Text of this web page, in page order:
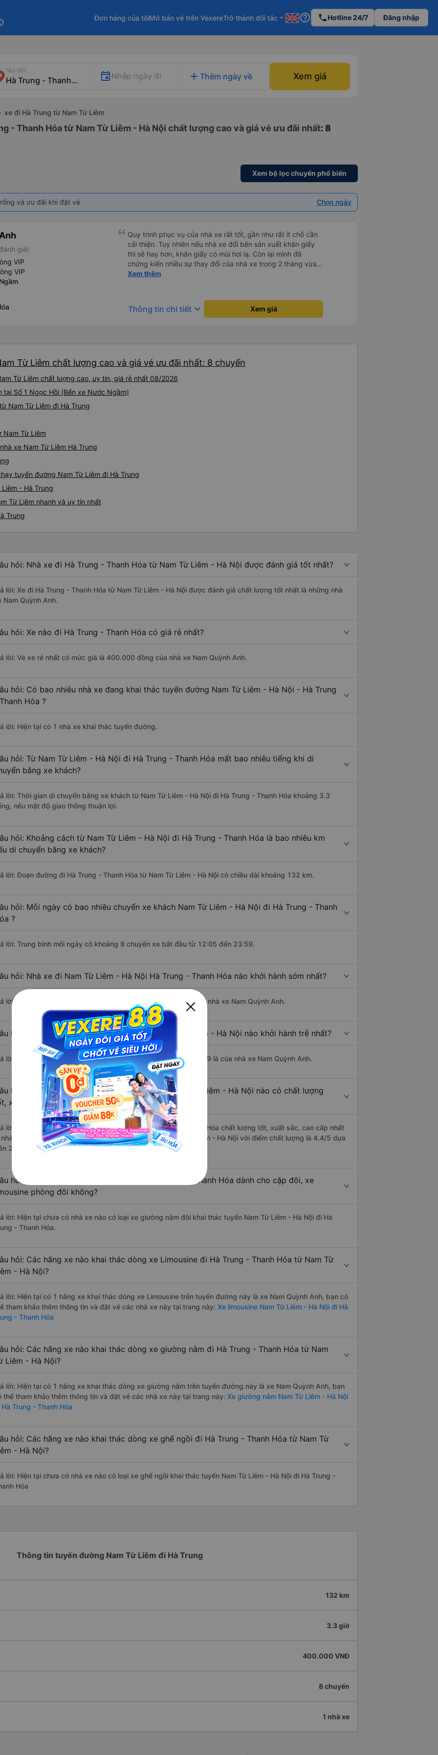
Đơn hàng của tôiMở bán vé trên VexereTrở thành đối tác arrow_drop_down help_outline phoneHotline 24/7 Đăng nhập
Nơi đến
Nhập ngày đi add Thêm ngày về Xem giá
xe đi Hà Trung từ Nam Từ Liêm
- Thanh Hóa từ Nam Từ Liêm - Hà Nội chất lượng cao và giá vé ưu đãi nhất: 8
Xem bộ lọc chuyến phổ biến
và ưu đãi khi đặt vé Chọn ngày
giá)
VIP
VIP
Quy trình phục vụ của nhà xe rất tốt, gần như rất ít chỗ cần
cải thiện. Tuy nhiên nếu nhà xe đổi bên sản xuất khăn giấy
thì sẽ hay hơn, khăn giấy có mùi hơi lạ. Còn lại mình đã
chứng kiến nhiều sự thay đổi của nhà xe trong 2 tháng vừa
rồi: tài xế và phụ xe ngày càng thân thiện, quy trình phục vụ
Xem thêm
Thông tin chi tiết keyboard_arrow_down Xem giá
Từ Liêm chất lượng cao và giá vé ưu đãi nhất: 8 chuyến
Từ Liêm chất lượng cao, uy tín, giá rẻ nhất 08/2026
tại Số 1 Ngọc Hồi (Bến xe Nước Ngầm)
Nam Từ Liêm đi Hà Trung
Nam Từ Liêm
xe Nam Từ Liêm Hà Trung
tuyến đường Nam Từ Liêm đi Hà Trung
- Hà Trung
Từ Liêm nhanh và uy tín nhất
Trung
hỏi: Nhà xe đi Hà Trung - Thanh Hóa từ Nam Từ Liêm - Hà Nội được đánh giá tốt nhất?
lời: Xe đi Hà Trung - Thanh Hóa từ Nam Từ Liêm - Hà Nội được đánh giá chất lượng tốt nhất là những nhà
Nam Quỳnh Anh.
hỏi: Xe nào đi Hà Trung - Thanh Hóa có giá rẻ nhất?
lời: Vé xe rẻ nhất có mức giá là 400.000 đồng của nhà xe Nam Quỳnh Anh.
hỏi: Có bao nhiêu nhà xe đang khai thác tuyến đường Nam Từ Liêm - Hà Nội - Hà Trung
Hóa ?
lời: Hiện tại có 1 nhà xe khai thác tuyến đường.
hỏi: Từ Nam Từ Liêm - Hà Nội đi Hà Trung - Thanh Hóa mất bao nhiêu tiếng khi di
bằng xe khách?
lời: Thời gian di chuyển bằng xe khách từ Nam Từ Liêm - Hà Nội đi Hà Trung - Thanh Hóa khoảng 3.3
nếu mật độ giao thông thuận lợi.
hỏi: Khoảng cách từ Nam Từ Liêm - Hà Nội đi Hà Trung - Thanh Hóa là bao nhiêu km
di chuyển bằng xe khách?
lời: Đoạn đường đi Hà Trung - Thanh Hóa từ Nam Từ Liêm - Hà Nội có chiều dài khoảng 132 km.
hỏi: Mỗi ngày có bao nhiêu chuyến xe khách Nam Từ Liêm - Hà Nội đi Hà Trung - Thanh
?
lời: Trung bình mỗi ngày có khoảng 8 chuyến xe bắt đầu từ 12:05 đến 23:59.
hỏi: Nhà xe đi Nam Từ Liêm - Hà Nội Hà Trung - Thanh Hóa nào khởi hành sớm nhất?
lời: Chuyến xe có giờ xuất phát sớm nhất vào lúc 12:05 là của nhà xe Nam Quỳnh Anh.
hỏi: Nhà xe đi Hà Trung - Thanh Hóa từ Nam Từ Liêm - Hà Nội nào khởi hành trễ nhất?
lời: Chuyến xe có giờ xuất phát trễ (muộn) nhất là vào lúc 23:59 là của nhà xe Nam Quỳnh Anh.
hỏi: Review xe đi Hà Trung - Thanh Hóa từ Nam Từ Liêm - Hà Nội nào có chất lượng
xuất sắc, cao cấp nhất?
lời: Những hãng xe đi Nam Từ Liêm - Hà Nội Hà Trung - Thanh Hóa chất lượng tốt, xuất sắc, cao cấp nhất
nhà xe Nam Quỳnh Anh đi Hà Trung - Thanh Hóa từ Nam Từ Liêm - Hà Nội với điểm chất lượng là 4.4/5 dựa
2212 đánh giá của khách hàng).
hỏi: Có loại xe Nam Từ Liêm - Hà Nội Hà Trung - Thanh Hóa dành cho cặp đôi, xe
phòng đôi không?
lời: Hiện tại chưa có nhà xe nào có loại xe giường nằm đôi khai thác tuyến Nam Từ Liêm - Hà Nội đi Hà
- Thanh Hóa.
hỏi: Các hãng xe nào khai thác dòng xe Limousine đi Hà Trung - Thanh Hóa từ Nam Từ
- Hà Nội?
lời: Hiện tại có 1 hãng xe khai thác dòng xe Limousine trên tuyến đường này là xe Nam Quỳnh Anh, bạn có
tham khảo thêm thông tin và đặt vé các nhà xe này tại trang này: Xe limousine Nam Từ Liêm - Hà Nội đi Hà
- Thanh Hóa
hỏi: Các hãng xe nào khai thác dòng xe giường nằm đi Hà Trung - Thanh Hóa từ Nam
Liêm - Hà Nội?
lời: Hiện tại có 1 hãng xe khai thác dòng xe giường nằm trên tuyến đường này là xe Nam Quỳnh Anh, bạn
thể tham khảo thêm thông tin và đặt vé các nhà xe này tại trang này: Xe giường nằm Nam Từ Liêm - Hà Nội
Trung - Thanh Hóa
hỏi: Các hãng xe nào khai thác dòng xe ghế ngồi đi Hà Trung - Thanh Hóa từ Nam Từ
- Hà Nội?
lời: Hiện tại chưa có nhà xe nào có loại xe ghế ngồi khai thác tuyến Nam Từ Liêm - Hà Nội đi Hà Trung -
Hóa
Thông tin tuyến đường Nam Từ Liêm đi Hà Trung
132 km
3.3 giờ
400.000 VNĐ
8 chuyến
1 nhà xe